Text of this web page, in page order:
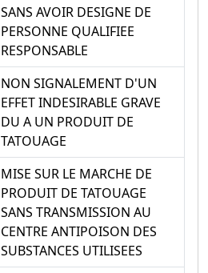
SANS AVOIR DESIGNE DE
PERSONNE QUALIFIEE
RESPONSABLE
NON SIGNALEMENT D'UN
EFFET INDESIRABLE GRAVE
DU A UN PRODUIT DE
TATOUAGE
MISE SUR LE MARCHE DE
PRODUIT DE TATOUAGE
SANS TRANSMISSION AU
CENTRE ANTIPOISON DES
SUBSTANCES UTILISEES